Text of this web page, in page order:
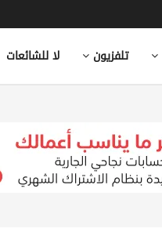
تلفزيون لا للشائعات